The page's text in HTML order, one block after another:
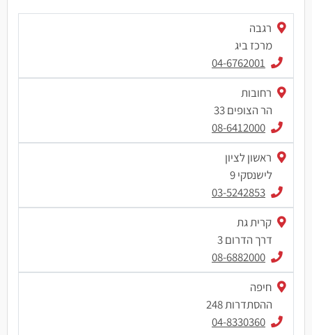
רגבה
מרכז ביג
04-6762001
רחובות
הר הצופים 33
08-6412000
ראשון לציון
לישנסקי 9
03-5242853
קרית גת
דרך הדרום 3
08-6882000
חיפה
ההסתדרות 248
04-8330360